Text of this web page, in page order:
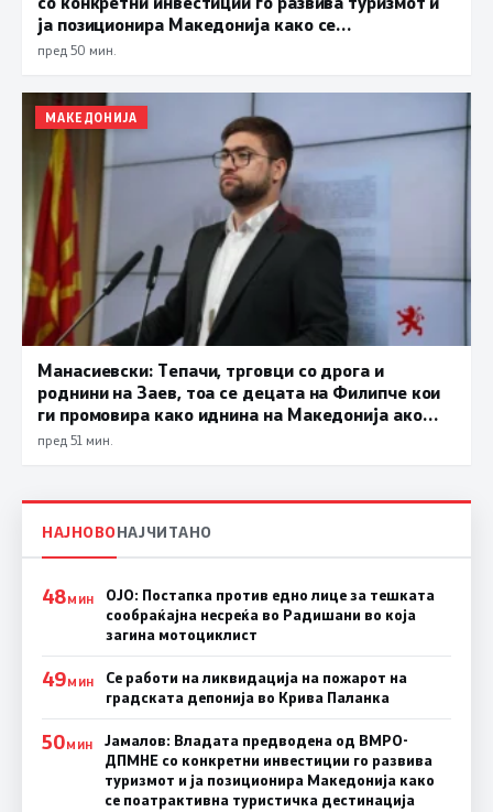
ја позиционира Македонија како се
поатрактивна туристичка дестинација
пред 50 мин.
МАКЕДОНИЈА
Манасиевски: Тепачи, трговци со дрога и
роднини на Заев, тоа се децата на Филипче кои
ги промoвира како иднина на Македонија ако
дојде на власт
пред 51 мин.
НАЈНОВОНАЈЧИТАНО
48МИН
ОЈО: Постапка против едно лице за тешката
сообраќајна несреќа во Радишани во која
загина мотоциклист
49МИН
Се работи на ликвидација на пожарот на
градската депонија во Крива Паланка
50МИН
Јамалов: Владата предводена од ВМРО-
ДПМНЕ со конкретни инвестиции го развива
туризмот и ја позиционира Македонија како
се поатрактивна туристичка дестинација